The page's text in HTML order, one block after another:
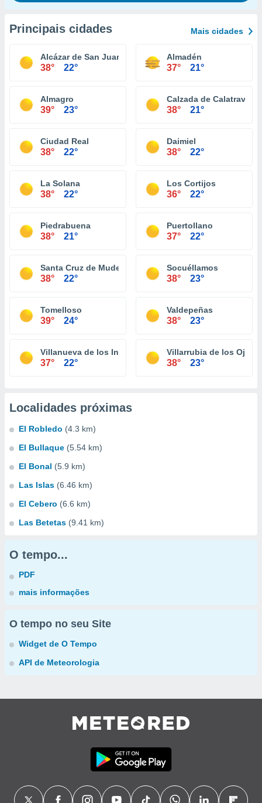
Principais cidades Mais cidades
Alcázar de San Juan
38° 22°
Almadén
37° 21°
Almagro
39° 23°
Calzada de Calatrava
38° 21°
Ciudad Real
38° 22°
Daimiel
38° 22°
La Solana
38° 22°
Los Cortijos
36° 22°
Piedrabuena
38° 21°
Puertollano
37° 22°
Santa Cruz de Mudela
38° 22°
Socuéllamos
38° 23°
Tomelloso
39° 24°
Valdepeñas
38° 23°
Villanueva de los Infantes
37° 22°
Villarrubia de los Ojos
38° 23°
Localidades próximas
El Robledo (4.3 km)
El Bullaque (5.54 km)
El Bonal (5.9 km)
Las Islas (6.46 km)
El Cebero (6.6 km)
Las Betetas (9.41 km)
O tempo...
PDF
mais informações
O tempo no seu Site
Widget de O Tempo
API de Meteorologia